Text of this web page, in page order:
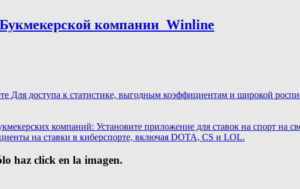
компании ️ Winline
Для доступа к статистике, выгодным коэффициентам и широкой
компаний: Установите приложение для ставок на спорт на
на ставки в киберспорте, включая DOTA, CS и LOL.
haz click en la imagen.